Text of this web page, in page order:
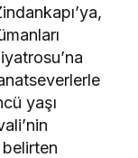
yaşı
belirten